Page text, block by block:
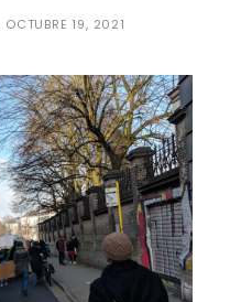
OCTUBRE 19, 2021